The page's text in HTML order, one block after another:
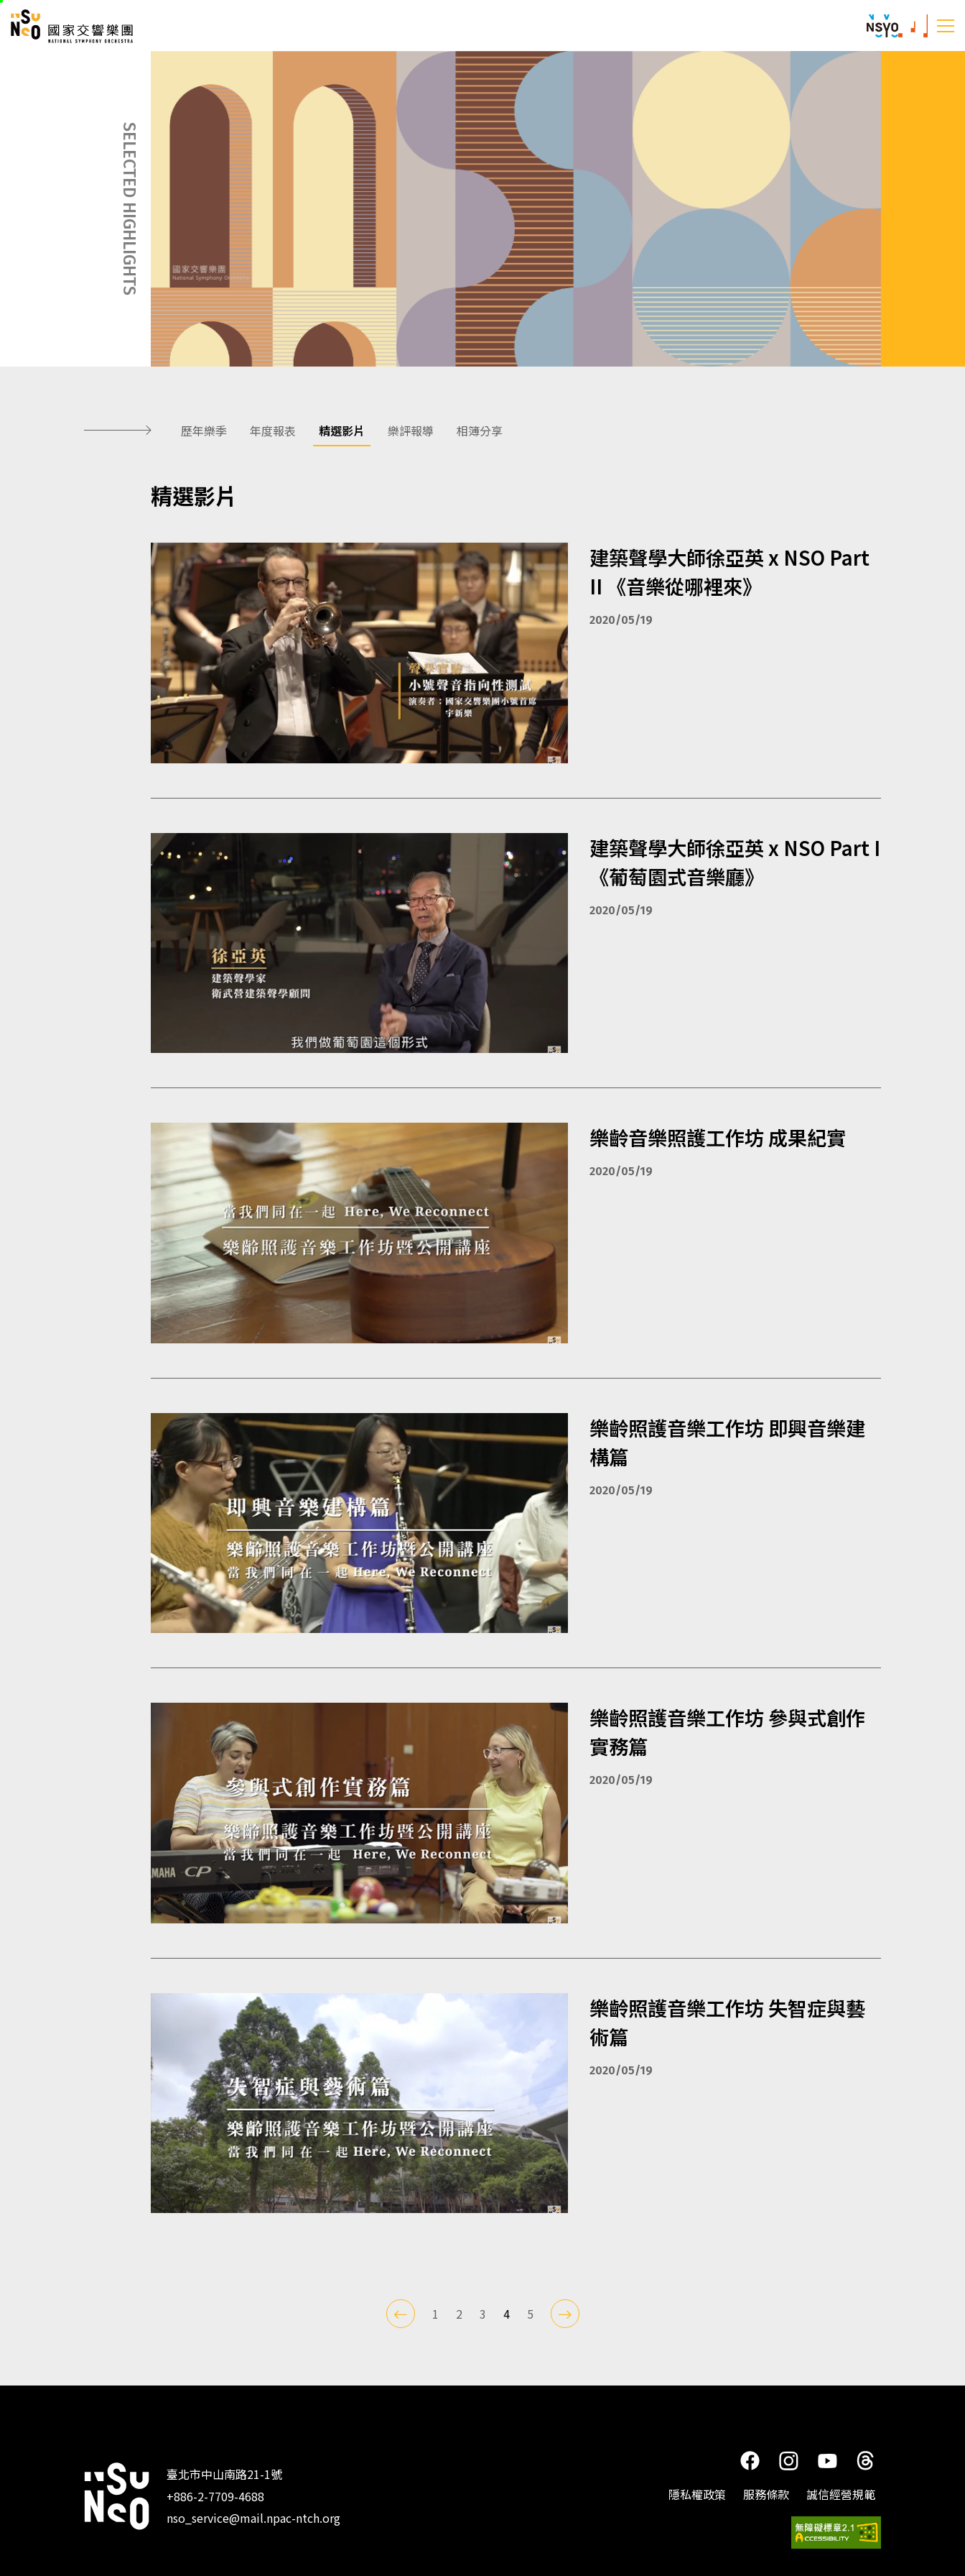
跳
:::
SELECTED HIGHLIGHTS
歷年樂季 年度報表 精選影片 樂評報導 相簿分享
精選影片
建築聲學大師徐亞英 x NSO Part
II 《音樂從哪裡來》
2020/05/19
建築聲學大師徐亞英 x NSO Part I
《葡萄園式音樂廳》
2020/05/19
樂齡音樂照護工作坊 成果紀實
2020/05/19
樂齡照護音樂工作坊 即興音樂建
構篇
2020/05/19
樂齡照護音樂工作坊 參與式創作
實務篇
2020/05/19
樂齡照護音樂工作坊 失智症與藝
術篇
2020/05/19
1 2 3 4 5
:::
臺北市中山南路21-1號
+886-2-7709-4688
nso_service@mail.npac-ntch.org
隱私權政策 服務條款 誠信經營規範